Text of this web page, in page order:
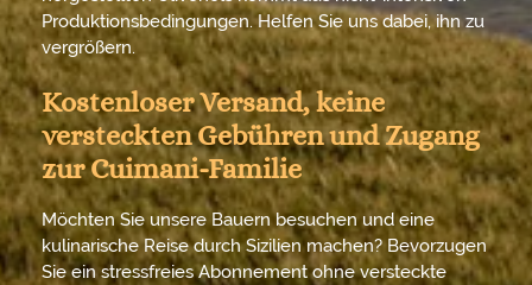
Produktionsbedingungen. Helfen Sie uns dabei, ihn zu
vergrößern.
Kostenloser Versand, keine
versteckten Gebühren und Zugang
zur Cuimani-Familie
Möchten Sie unsere Bauern besuchen und eine
kulinarische Reise durch Sizilien machen? Bevorzugen
Sie ein stressfreies Abonnement ohne versteckte